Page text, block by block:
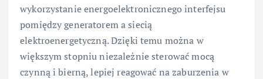
wykorzystanie energoelektronicznego interfejsu
pomiędzy generatorem a siecią
elektroenergetyczną. Dzięki temu można w
większym stopniu niezależnie sterować mocą
czynną i bierną, lepiej reagować na zaburzenia w